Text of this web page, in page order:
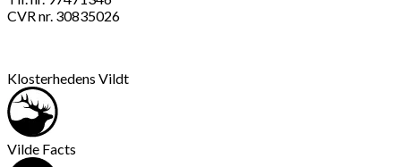
CVR nr. 30835026
Klosterhedens Vildt
Vilde Facts